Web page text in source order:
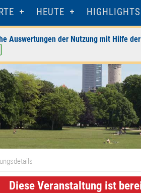
HEUTE HIGHLIGHTS
Auswertungen der Nutzung mit Hilfe
Diese Veranstaltung ist